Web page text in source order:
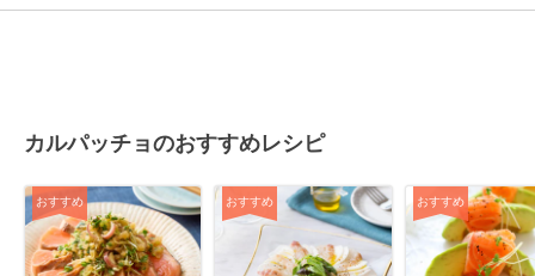
カルパッチョのおすすめレシピ
おすすめ おすすめ おすすめ